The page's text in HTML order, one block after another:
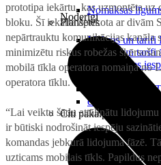
Noderīgi
Maksas un tarifi
Maksas un tarifi
LMT Kartes
Kur nopirkt
Kā kļūt par
eSIM tehnoloģija
Citi pakalpojumi
Nomaksas
Planšetes
prototipa iekārtu, kas uzmontēta uz
bloku. Šī iekārta aprīkota ar divām
nepārtrauktu komunikācijas kanāla
minimizētu riskus robežas
mobilā tīkla operatora nomaiņa no
operatora tīklu.
“Lai veiktu šādu attālinātu lidojumu
ir būtiski nodrošināt iespēju
komandas jebkurā lidojuma fāzē.
uzticams mobilais tīkls. Papildus